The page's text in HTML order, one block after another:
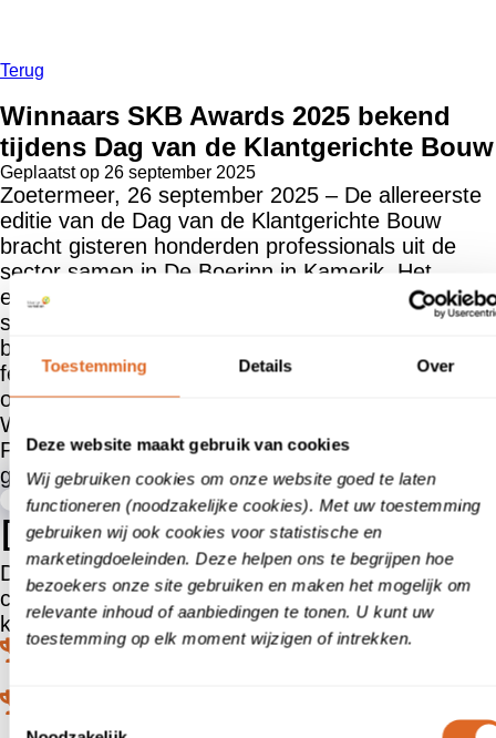
Toestemming Details Over
Deze website maakt gebruik van cookies
Wij gebruiken cookies om onze website goed te laten
functioneren (noodzakelijke cookies). Met uw toestemming
gebruiken wij ook cookies voor statistische en
marketingdoeleinden. Deze helpen ons te begrijpen hoe
bezoekers onze site gebruiken en maken het mogelijk om
relevante inhoud of aanbiedingen te tonen. U kunt uw
toestemming op elk moment wijzigen of intrekken.
Toestemmingsselectie
Terug
Winnaars SKB Awards 2025 bekend
tijdens Dag van de Klantgerichte Bouw
Geplaatst op 26 september 2025
Zoetermeer, 26 september 2025 – De allereerste
editie van de Dag van de Klantgerichte Bouw
bracht gisteren honderden professionals uit de
sector samen in De Boerinn in Kamerik. Het
evenement stond in het teken van kennisdelen,
samenwerking en – bovenal – klantgericht
bouwen. Hoogtepunt van de dag was de
feestelijke uitreiking van de SKB Awards 2025,
overhandigd door Wytzejan de Jong (CEO
Woningborg), André van Schie (Gedeputeerde
Provincie Utrecht) en Arjan Noorthoek (Wethouder
gemeente Woerden).
De winnaars van 2025
De SKB Awards werden uitgereikt in drie
categorieën, gebaseerd op de ervaringen van
kopers tijdens het hele bouwproces:
Koperskeuze Award: Van Santvoort Bouw